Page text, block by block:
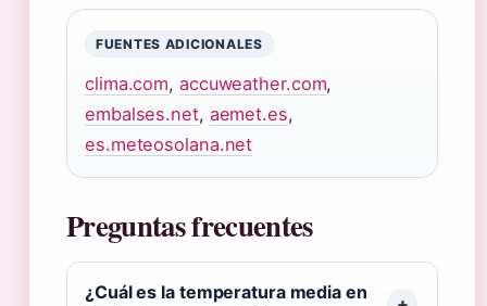
FUENTES ADICIONALES
clima.com, accuweather.com,
embalses.net, aemet.es,
es.meteosolana.net
Preguntas frecuentes
¿Cuál es la temperatura media en